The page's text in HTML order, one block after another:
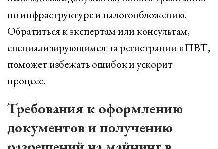
по инфраструктуре и налогообложению.
Обратиться к экспертам или консультам,
специализирующимся на регистрации в ПВТ,
поможет избежать ошибок и ускорит
процесс.
Требования к оформлению
документов и получению